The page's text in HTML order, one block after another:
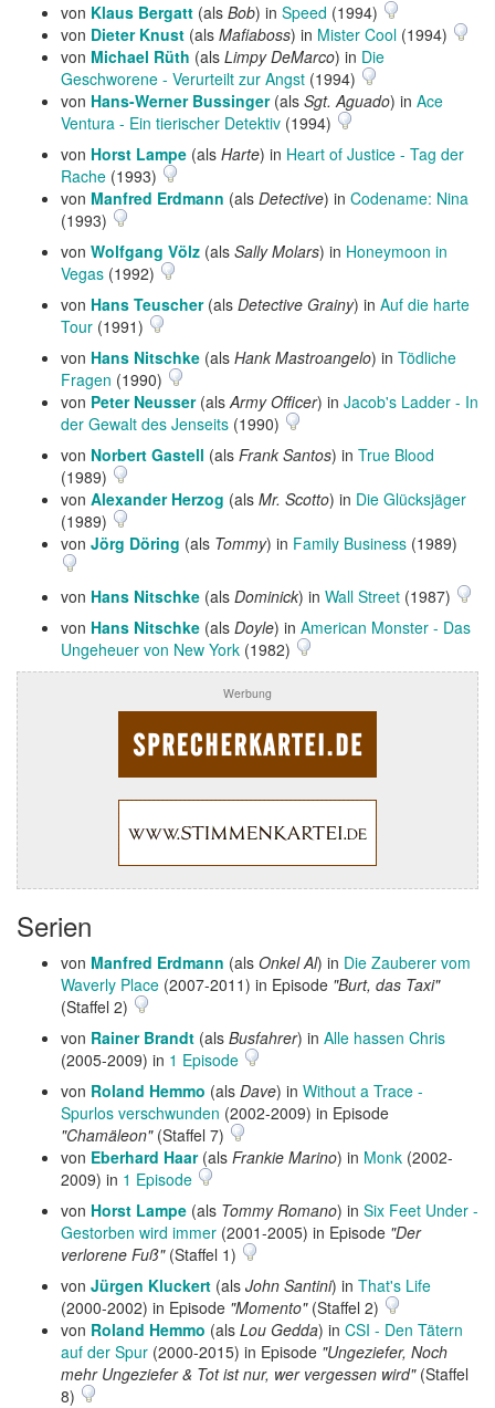
von Klaus Bergatt (als Bob) in Speed (1994)
von Dieter Knust (als Mafiaboss) in Mister Cool (1994)
von Michael Rüth (als Limpy DeMarco) in Die
Geschworene - Verurteilt zur Angst (1994)
von Hans-Werner Bussinger(als Sgt. Aguado) in Ace
Ventura - Ein tierischer Detektiv (1994)
von Horst Lampe (als Harte) in Heart of Justice - Tag der
Rache (1993)
von Manfred Erdmann (als Detective) in Codename: Nina
(1993)
von Wolfgang Völz (als Sally Molars) in Honeymoon in
Vegas (1992)
von Hans Teuscher(als Detective Grainy) in Auf die harte
Tour (1991)
von Hans Nitschke (als Hank Mastroangelo) in Tödliche
Fragen (1990)
von Peter Neusser(alsArmy Officer) in Jacob's Ladder - In
der Gewalt des Jenseits (1990)
von Norbert Gastell (als Frank Santos) in True Blood
(1989)
von Alexander Herzog (als Mr. Scotto) in Die Glücksjäger
(1989)
von Jörg Döring (als Tommy) in Family Business (1989)
von Hans Nitschke (als Dominick) in Wall Street (1987)
von Hans Nitschke (als Doyle) in American Monster - Das
Ungeheuer von New York (1982)
Werbung
Serien
von Manfred Erdmann (als Onkel Al) in Die Zauberer vom
Waverly Place (2007-2011) in Episode "Burt, das Taxi"
(Staffel 2)
von Rainer Brandt (als Busfahrer) in Alle hassen Chris
(2005-2009) in 1 Episode
von Roland Hemmo (als Dave) in Without a Trace -
Spurlos verschwunden (2002-2009) in Episode
"Chamäleon"(Staffel 7)
von Eberhard Haar(als Frankie Marino) in Monk (2002-
2009) in 1 Episode
von Horst Lampe (als Tommy Romano) in Six Feet Under -
Gestorben wird immer (2001-2005) in Episode "Der
verlorene Fuß"(Staffel 1)
von Jürgen Kluckert (als John Santini) in That's Life
(2000-2002) in Episode "Momento"(Staffel 2)
von Roland Hemmo (als Lou Gedda) in CSI - Den Tätern
auf der Spur (2000-2015) in Episode "Ungeziefer, Noch
mehr Ungeziefer & Tot ist nur, wer vergessen wird"(Staffel
8)